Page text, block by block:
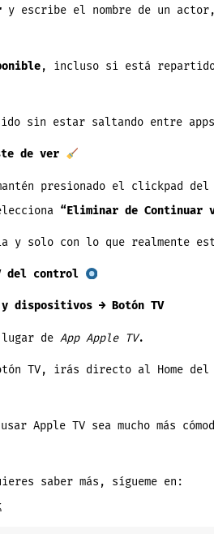
y escribe el nombre de un
, incluso si está
sin estar saltando entre
de ver
presionado el clickpad
“Eliminar de Continuar
y solo con lo que realmente
del control
dispositivos → Botón TV
de App Apple TV.
TV, irás directo al Home del
Apple TV sea mucho más
saber más, sígueme en: